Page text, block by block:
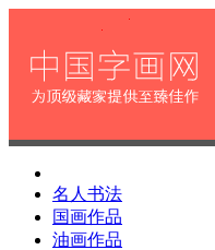
名人书法
国画作品
油画作品